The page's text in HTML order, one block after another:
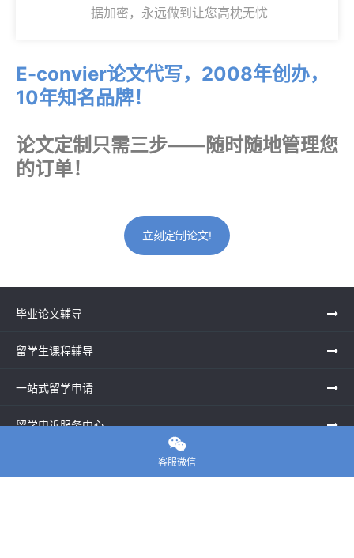
据加密，永远做到让您高枕无忧
E-convier论文代写，2008年创办，
10年知名品牌！
论文定制只需三步——随时随地管理您
的订单！
立刻定制论文!
毕业论文辅导
留学生课程辅导
一站式留学申请
留学申诉服务中心

客服微信